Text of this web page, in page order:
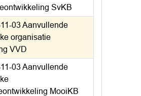
SvKB
03 Aanvullende
organisatie
VVD
03 Aanvullende
MooiKB